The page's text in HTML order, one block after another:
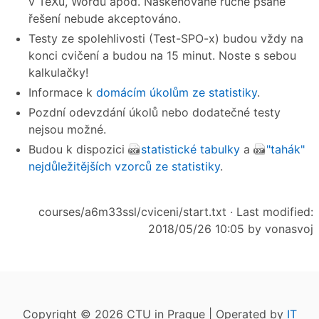
řešení nebude akceptováno.
Testy ze spolehlivosti (Test-SPO-x) budou vždy na
konci cvičení a budou na 15 minut. Noste s sebou
kalkulačky!
Informace k domácím úkolům ze statistiky.
Pozdní odevzdání úkolů nebo dodatečné testy
nejsou možné.
Budou k dispozici
statistické tabulky a
"tahák"
nejdůležitějších vzorců ze statistiky.
courses/a6m33ssl/cviceni/start.txt · Last modified:
2018/05/26 10:05 by vonasvoj
Copyright © 2026 CTU in Prague | Operated by IT